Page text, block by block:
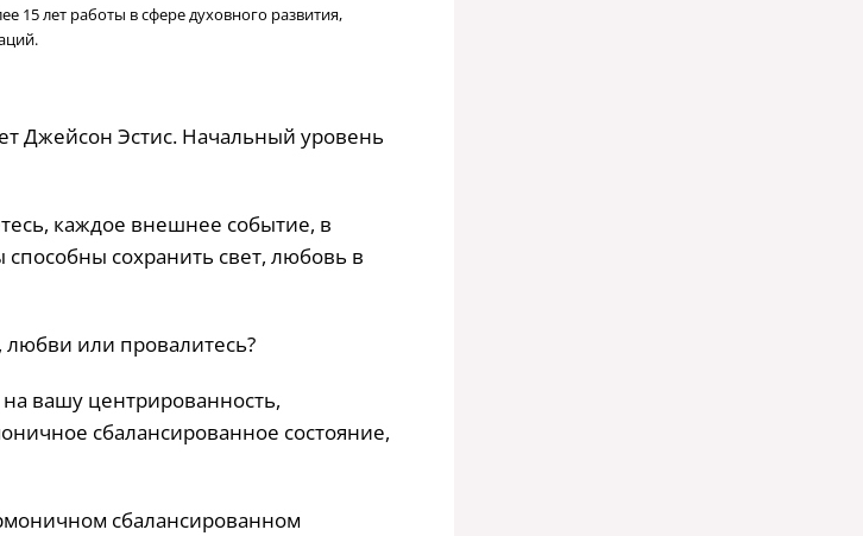
15 лет работы в сфере духовного развития,
Джейсон Эстис. Начальный уровень
каждое внешнее событие, в
способны сохранить свет, любовь в
любви или провалитесь?
вашу центрированность,
сбалансированное состояние,
сбалансированном